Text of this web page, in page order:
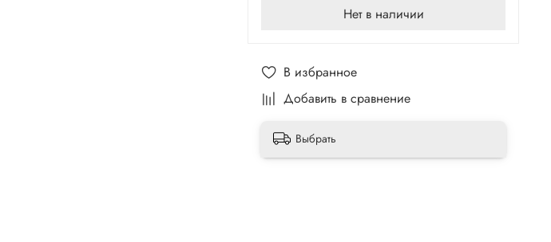
Нет в наличии
В избранное
Добавить в сравнение
Выбрать